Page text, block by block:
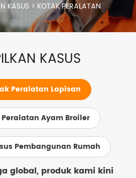
KASUS>KOTAK PERALATAN
KASUS
Peralatan Lapisan
Ayam Broiler
Pembangunan Rumah
global, produk kami kini